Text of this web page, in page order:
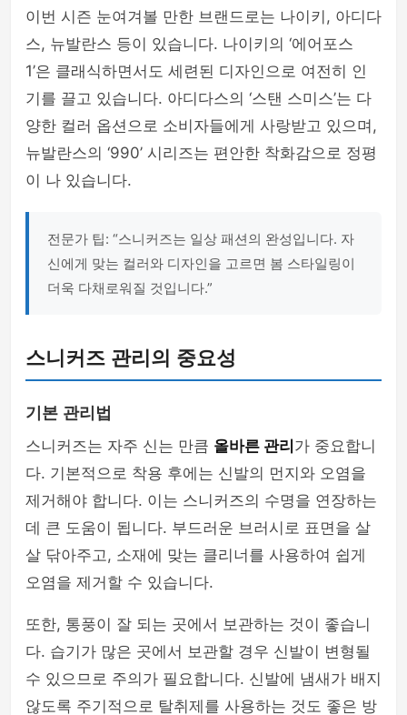
이번 시즌 눈여겨볼 만한 브랜드로는 나이키, 아디다
스, 뉴발란스 등이 있습니다. 나이키의 ‘에어포스
1’은 클래식하면서도 세련된 디자인으로 여전히 인
기를 끌고 있습니다. 아디다스의 ‘스탠 스미스’는 다
양한 컬러 옵션으로 소비자들에게 사랑받고 있으며,
뉴발란스의 ‘990’ 시리즈는 편안한 착화감으로 정평
이 나 있습니다.
전문가 팁: “스니커즈는 일상 패션의 완성입니다. 자
신에게 맞는 컬러와 디자인을 고르면 봄 스타일링이
더욱 다채로워질 것입니다.”
스니커즈 관리의 중요성
기본 관리법
스니커즈는 자주 신는 만큼 올바른 관리 가 중요합니
다. 기본적으로 착용 후에는 신발의 먼지와 오염을
제거해야 합니다. 이는 스니커즈의 수명을 연장하는
데 큰 도움이 됩니다. 부드러운 브러시로 표면을 살
살 닦아주고, 소재에 맞는 클리너를 사용하여 쉽게
오염을 제거할 수 있습니다.
또한, 통풍이 잘 되는 곳에서 보관하는 것이 좋습니
다. 습기가 많은 곳에서 보관할 경우 신발이 변형될
수 있으므로 주의가 필요합니다. 신발에 냄새가 배지
않도록 주기적으로 탈취제를 사용하는 것도 좋은 방